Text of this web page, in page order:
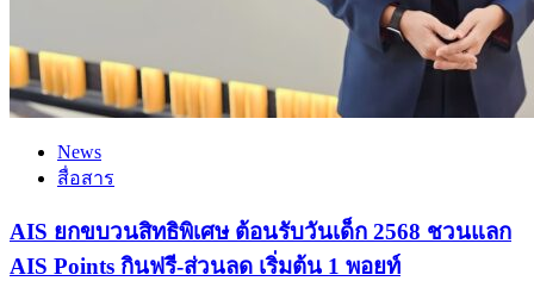
News
สื่อสาร
AIS ยกขบวนสิทธิพิเศษ ต้อนรับวันเด็ก 2568 ชวนแลก
AIS Points กินฟรี-ส่วนลด เริ่มต้น 1 พอยท์